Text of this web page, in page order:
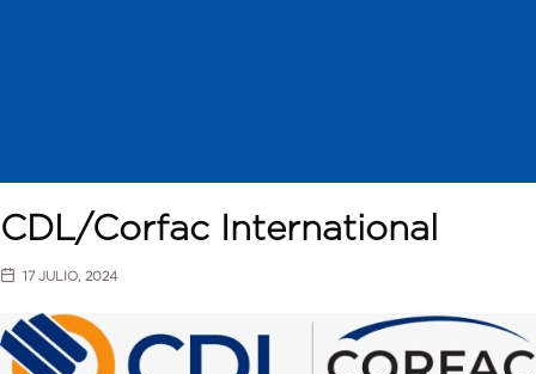
CDL/Corfac International
17 JULIO, 2024